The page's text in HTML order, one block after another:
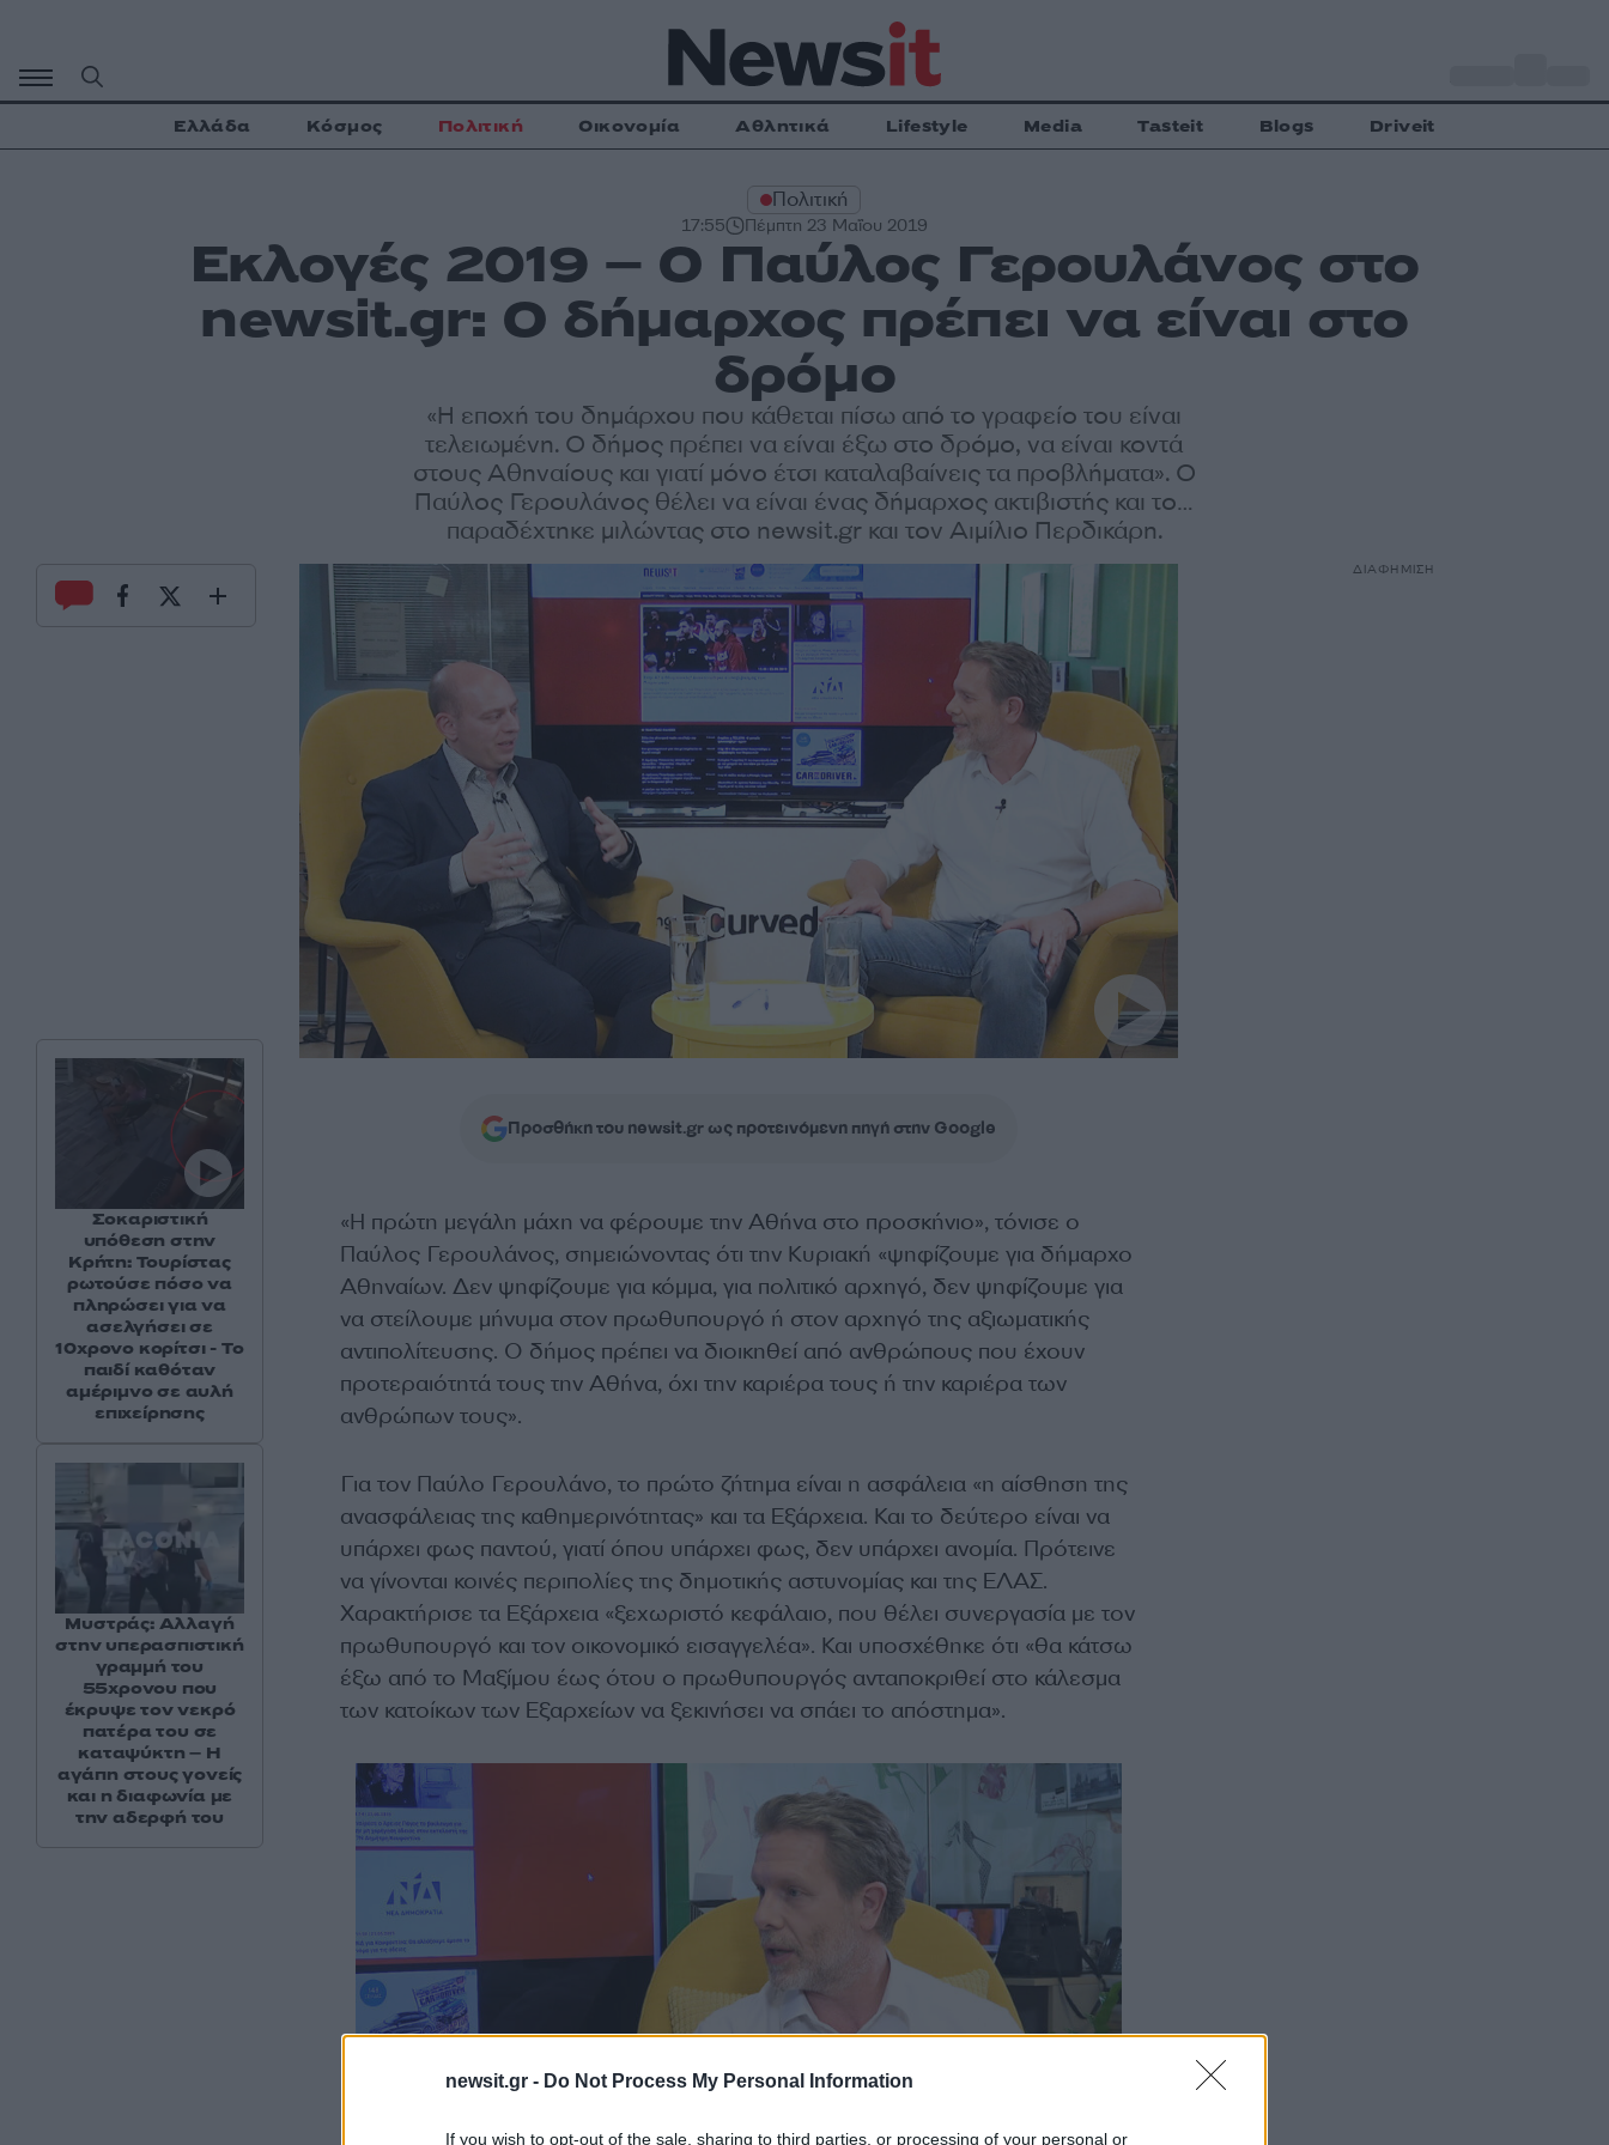
newsit.gr - Do Not Process My Personal Information
If you wish to opt-out of the sale, sharing to third parties, or processing of your personal or
περιεχόμενο
Ελλάδα Κόσμος Πολιτική Οικονομία Αθλητικά Lifestyle Media Tasteit Blogs Driveit
Πολιτική
17:55 Πέμπτη 23 Μαΐου 2019
Εκλογές 2019 – Ο Παύλος Γερουλάνος στο
newsit.gr: Ο δήμαρχος πρέπει να είναι στο
δρόμο
«Η εποχή του δημάρχου που κάθεται πίσω από το γραφείο του είναι
τελειωμένη. Ο δήμος πρέπει να είναι έξω στο δρόμο, να είναι κοντά
στους Αθηναίους και γιατί μόνο έτσι καταλαβαίνεις τα προβλήματα». Ο
Παύλος Γερουλάνος θέλει να είναι ένας δήμαρχος ακτιβιστής και το…
παραδέχτηκε μιλώντας στο newsit.gr και τον Αιμίλιο Περδικάρη.
Προσθήκη του newsit.gr ως προτεινόμενη πηγή στην Google
«Η πρώτη μεγάλη μάχη να φέρουμε την Αθήνα στο προσκήνιο», τόνισε ο
Παύλος Γερουλάνος, σημειώνοντας ότι την Κυριακή «ψηφίζουμε για δήμαρχο
Αθηναίων. Δεν ψηφίζουμε για κόμμα, για πολιτικό αρχηγό, δεν ψηφίζουμε για
να στείλουμε μήνυμα στον πρωθυπουργό ή στον αρχηγό της αξιωματικής
αντιπολίτευσης. Ο δήμος πρέπει να διοικηθεί από ανθρώπους που έχουν
προτεραιότητά τους την Αθήνα, όχι την καριέρα τους ή την καριέρα των
ανθρώπων τους».
Για τον Παύλο Γερουλάνο, το πρώτο ζήτημα είναι η ασφάλεια «η αίσθηση της
ανασφάλειας της καθημερινότητας» και τα Εξάρχεια. Και το δεύτερο είναι να
υπάρχει φως παντού, γιατί όπου υπάρχει φως, δεν υπάρχει ανομία. Πρότεινε
να γίνονται κοινές περιπολίες της δημοτικής αστυνομίας και της ΕΛΑΣ.
Χαρακτήρισε τα Εξάρχεια «ξεχωριστό κεφάλαιο, που θέλει συνεργασία με τον
πρωθυπουργό και τον οικονομικό εισαγγελέα». Και υποσχέθηκε ότι «θα κάτσω
έξω από το Μαξίμου έως ότου ο πρωθυπουργός ανταποκριθεί στο κάλεσμα
των κατοίκων των Εξαρχείων να ξεκινήσει να σπάει το απόστημα».
Σοκαριστική
υπόθεση στην
Κρήτη: Τουρίστας
ρωτούσε πόσο να
πληρώσει για να
ασελγήσει σε
10χρονο κορίτσι - Το
παιδί καθόταν
αμέριμνο σε αυλή
επιχείρησης
Μυστράς: Αλλαγή
στην υπερασπιστική
γραμμή του
55χρονου που
έκρυψε τον νεκρό
πατέρα του σε
καταψύκτη – Η
αγάπη στους γονείς
και η διαφωνία με
την αδερφή του
ΔΙΑΦΗΜΙΣΗ